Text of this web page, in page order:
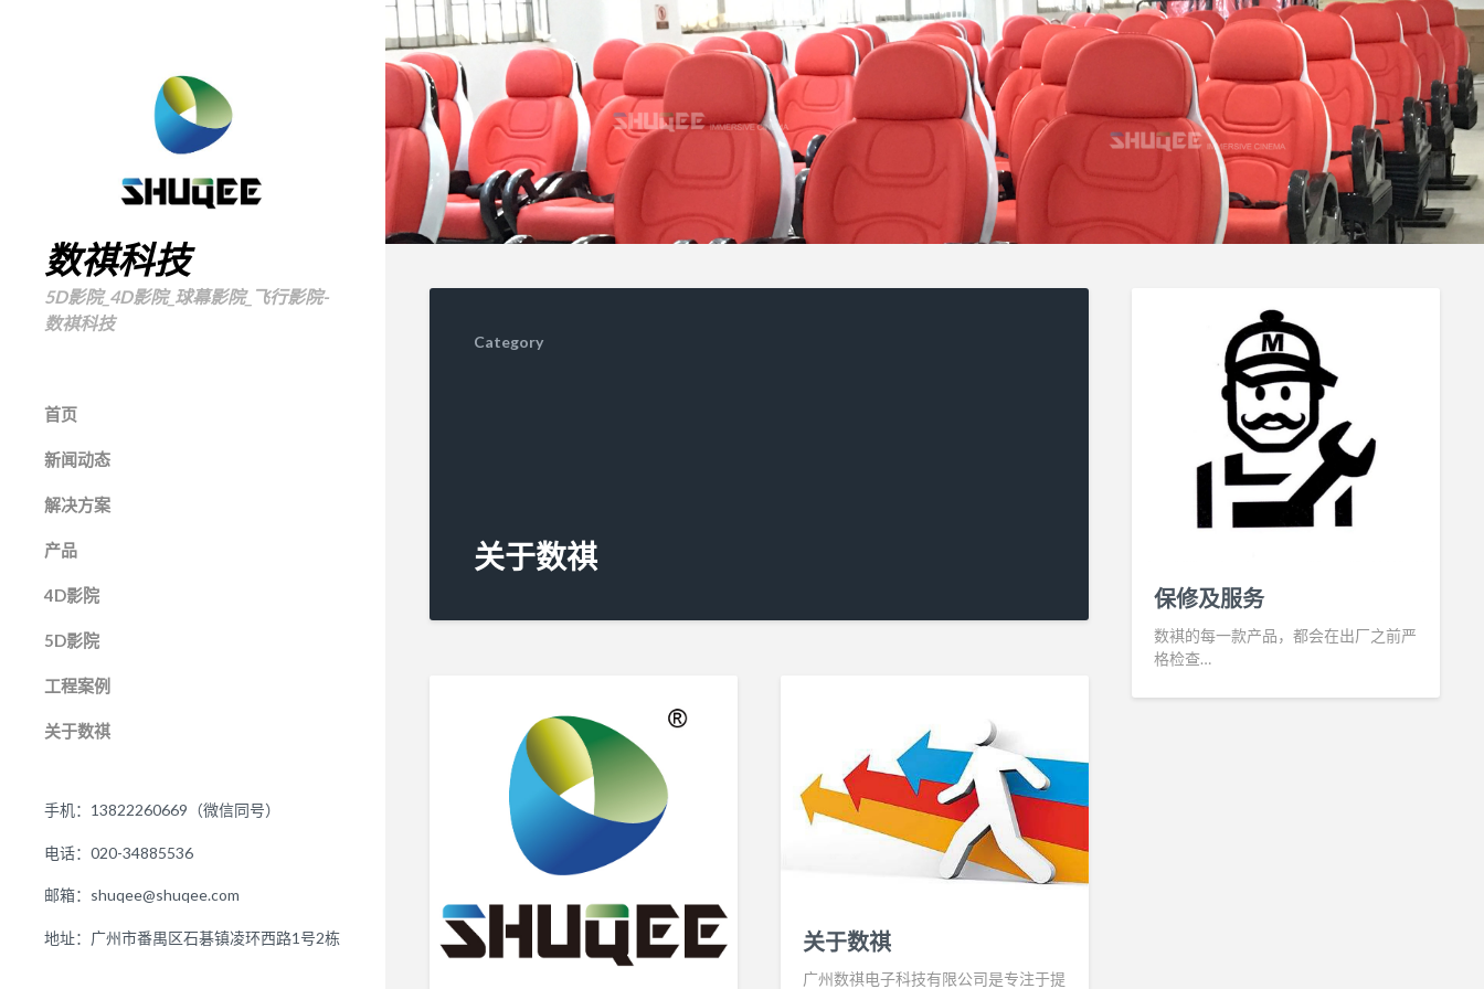
数祺科技
5D影院_4D影院_球幕影院_飞行影院-
数褀科技
首页
新闻动态
解决方案
产品
4D影院
5D影院
工程案例
关于数祺
手机：13822260669（微信同号）
电话：020-34885536
邮箱：shuqee@shuqee.com
地址：广州市番禺区石碁镇凌环西路1号2栋
Category
关于数祺
保修及服务
数褀的每一款产品，都会在出厂之前严
格检查…
关于数祺
广州数祺电子科技有限公司是专注于提